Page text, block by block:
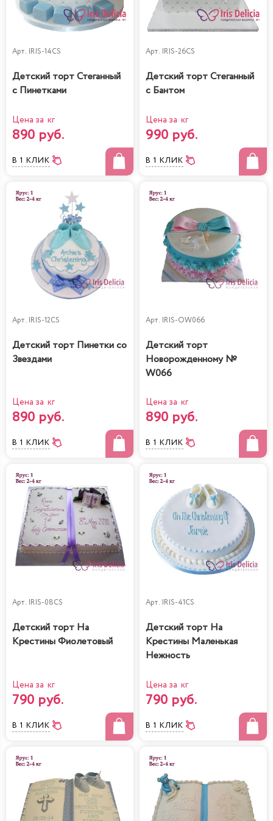
Арт. IRIS-14CS
Детский торт Стеганный
с Пинетками
Цена за кг
890 руб.
В 1 КЛИК
Арт. IRIS-26CS
Детский торт Стеганный
с Бантом
Цена за кг
990 руб.
В 1 КЛИК
Арт. IRIS-12CS
Детский торт Пинетки со
Звездами
Цена за кг
890 руб.
В 1 КЛИК
Арт. IRIS-OW066
Детский торт
Новорожденному №
W066
Цена за кг
890 руб.
В 1 КЛИК
Арт. IRIS-08CS
Детский торт На
Крестины Фиолетовый
Цена за кг
790 руб.
В 1 КЛИК
Арт. IRIS-41CS
Детский торт На
Крестины Маленькая
Нежность
Цена за кг
790 руб.
В 1 КЛИК